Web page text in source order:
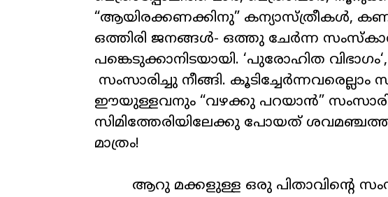
“ആയിരക്കണക്കിനു” കന്യാസ്ത്രീകൾ,
ഒത്തിരി ജനങ്ങൾ- ഒത്തു ചേർന്ന
പങ്കെടുക്കാനിടയായി.‘പുരോഹിത വിഭാഗം‘,
സംസാരിച്ചു നീങ്ങി.
ഈയുള്ളവനും “വഴക്കു പറയാൻ”
സിമിത്തേരിയിലേക്കു പോയത്
മാത്രം!
ആറു മക്കളുള്ള ഒരു പിതാവിന്റെ